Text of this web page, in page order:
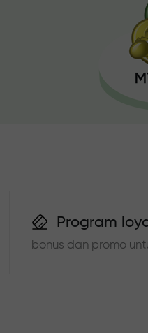
Program
bonus dan promo